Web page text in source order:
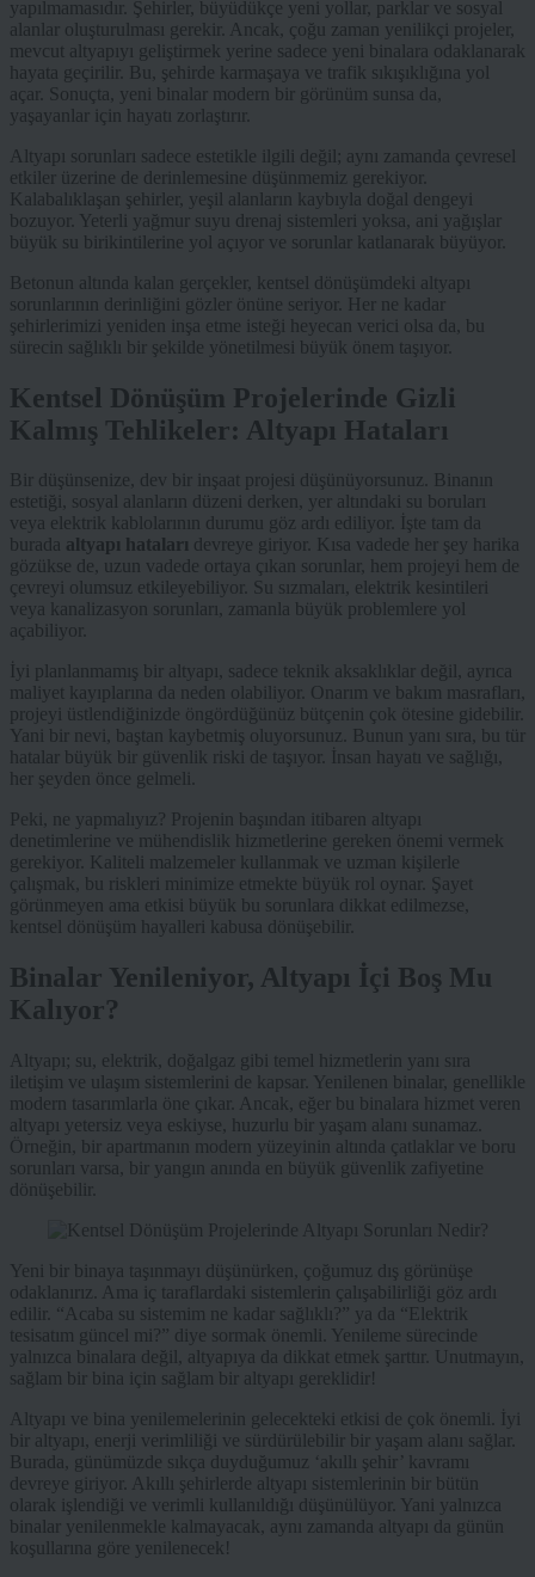
yapılmamasıdır. Şehirler, büyüdükçe yeni yollar, parklar ve sosyal
alanlar oluşturulması gerekir. Ancak, çoğu zaman yenilikçi projeler,
mevcut altyapıyı geliştirmek yerine sadece yeni binalara odaklanarak
hayata geçirilir. Bu, şehirde karmaşaya ve trafik sıkışıklığına yol
açar. Sonuçta, yeni binalar modern bir görünüm sunsa da,
yaşayanlar için hayatı zorlaştırır.
Altyapı sorunları sadece estetikle ilgili değil; aynı zamanda çevresel
etkiler üzerine de derinlemesine düşünmemiz gerekiyor.
Kalabalıklaşan şehirler, yeşil alanların kaybıyla doğal dengeyi
bozuyor. Yeterli yağmur suyu drenaj sistemleri yoksa, ani yağışlar
büyük su birikintilerine yol açıyor ve sorunlar katlanarak büyüyor.
Betonun altında kalan gerçekler, kentsel dönüşümdeki altyapı
sorunlarının derinliğini gözler önüne seriyor. Her ne kadar
şehirlerimizi yeniden inşa etme isteği heyecan verici olsa da, bu
sürecin sağlıklı bir şekilde yönetilmesi büyük önem taşıyor.
Kentsel Dönüşüm Projelerinde Gizli
Kalmış Tehlikeler: Altyapı Hataları
Bir düşünsenize, dev bir inşaat projesi düşünüyorsunuz. Binanın
estetiği, sosyal alanların düzeni derken, yer altındaki su boruları
veya elektrik kablolarının durumu göz ardı ediliyor. İşte tam da
burada altyapı hataları devreye giriyor. Kısa vadede her şey harika
gözükse de, uzun vadede ortaya çıkan sorunlar, hem projeyi hem de
çevreyi olumsuz etkileyebiliyor. Su sızmaları, elektrik kesintileri
veya kanalizasyon sorunları, zamanla büyük problemlere yol
açabiliyor.
İyi planlanmamış bir altyapı, sadece teknik aksaklıklar değil, ayrıca
maliyet kayıplarına da neden olabiliyor. Onarım ve bakım masrafları,
projeyi üstlendiğinizde öngördüğünüz bütçenin çok ötesine gidebilir.
Yani bir nevi, baştan kaybetmiş oluyorsunuz. Bunun yanı sıra, bu tür
hatalar büyük bir güvenlik riski de taşıyor. İnsan hayatı ve sağlığı,
her şeyden önce gelmeli.
Peki, ne yapmalıyız? Projenin başından itibaren altyapı
denetimlerine ve mühendislik hizmetlerine gereken önemi vermek
gerekiyor. Kaliteli malzemeler kullanmak ve uzman kişilerle
çalışmak, bu riskleri minimize etmekte büyük rol oynar. Şayet
görünmeyen ama etkisi büyük bu sorunlara dikkat edilmezse,
kentsel dönüşüm hayalleri kabusa dönüşebilir.
Binalar Yenileniyor, Altyapı İçi Boş Mu
Kalıyor?
Altyapı; su, elektrik, doğalgaz gibi temel hizmetlerin yanı sıra
iletişim ve ulaşım sistemlerini de kapsar. Yenilenen binalar, genellikle
modern tasarımlarla öne çıkar. Ancak, eğer bu binalara hizmet veren
altyapı yetersiz veya eskiyse, huzurlu bir yaşam alanı sunamaz.
Örneğin, bir apartmanın modern yüzeyinin altında çatlaklar ve boru
sorunları varsa, bir yangın anında en büyük güvenlik zafiyetine
dönüşebilir.
Yeni bir binaya taşınmayı düşünürken, çoğumuz dış görünüşe
odaklanırız. Ama iç taraflardaki sistemlerin çalışabilirliği göz ardı
edilir. “Acaba su sistemim ne kadar sağlıklı?” ya da “Elektrik
tesisatım güncel mi?” diye sormak önemli. Yenileme sürecinde
yalnızca binalara değil, altyapıya da dikkat etmek şarttır. Unutmayın,
sağlam bir bina için sağlam bir altyapı gereklidir!
Altyapı ve bina yenilemelerinin gelecekteki etkisi de çok önemli. İyi
bir altyapı, enerji verimliliği ve sürdürülebilir bir yaşam alanı sağlar.
Burada, günümüzde sıkça duyduğumuz ‘akıllı şehir’ kavramı
devreye giriyor. Akıllı şehirlerde altyapı sistemlerinin bir bütün
olarak işlendiği ve verimli kullanıldığı düşünülüyor. Yani yalnızca
binalar yenilenmekle kalmayacak, aynı zamanda altyapı da günün
koşullarına göre yenilenecek!